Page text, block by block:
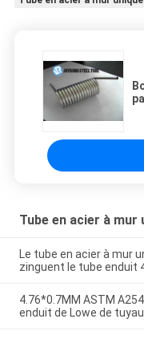
Tube en acier à mur
Le tube en acier à mur
zinguent le tube enduit
4.76*0.7MM ASTM
enduit de Lowe de